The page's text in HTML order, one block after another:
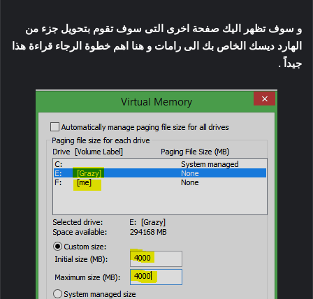
و سوف تظهر اليك صفحة اخرى التى سوف تقوم بتحويل جزء من
الهارد ديسك الخاص بك الى رامات و هنا اهم خطوة الرجاء قراءة هذا
جيداً .